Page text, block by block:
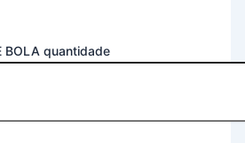
BOLA quantidade